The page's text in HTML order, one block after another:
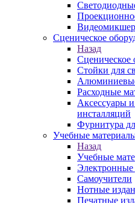
Сценическое
Назад
Сценическое
Стойки для
Расходные
Аксессуары
инсталляций
Фурнитура
Учебные
Назад
Учебные
Электронные
Самоучители
Нотные
Печатные